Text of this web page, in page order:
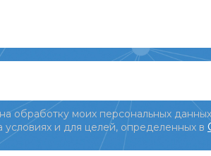
обработку моих персональных
и для целей, определенных в